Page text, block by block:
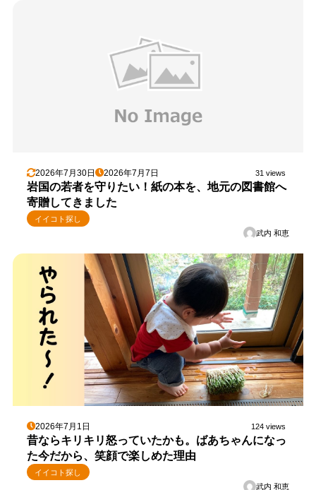
2026年7月30日 2026年7月7日 31 views
岩国の若者を守りたい！紙の本を、地元の図書館へ
寄贈してきました
イイコト探し
武内 和恵
2026年7月1日 124 views
昔ならキリキリ怒っていたかも。ばあちゃんになっ
た今だから、笑顔で楽しめた理由
イイコト探し
武内 和恵